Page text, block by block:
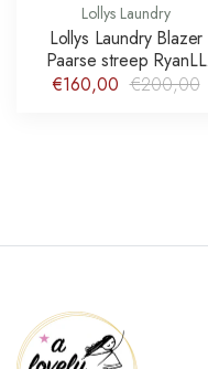
Lollys Laundry
Lollys Laundry Blazer
Paarse streep RyanLL
Blazer Dark Navy
€160,00 €200,00